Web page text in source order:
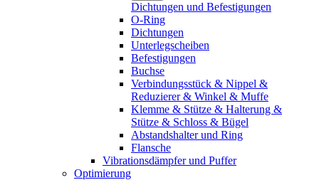
Dichtungen und Befestigungen
O-Ring
Dichtungen
Unterlegscheiben
Befestigungen
Buchse
Verbindungsstück & Nippel &
Reduzierer & Winkel & Muffe
Klemme & Stütze & Halterung &
Stütze & Schloss & Bügel
Abstandshalter und Ring
Flansche
Vibrationsdämpfer und Puffer
Optimierung